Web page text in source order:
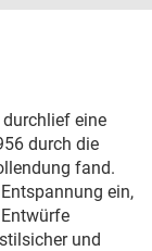
eine
durch die
fand.
ein,
und